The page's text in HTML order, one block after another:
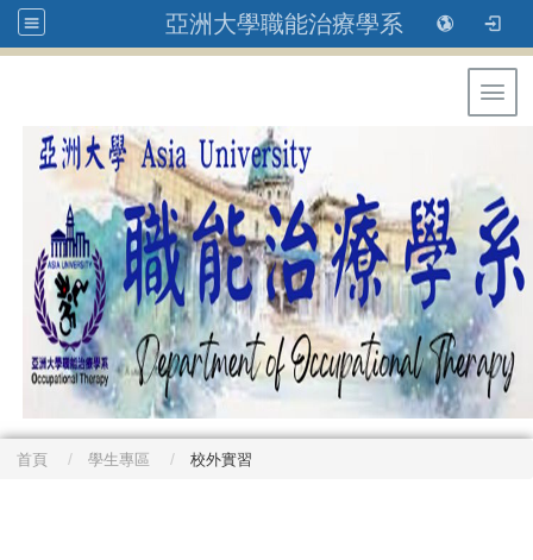
亞洲大學職能治療學系
首頁 學生專區 校外實習